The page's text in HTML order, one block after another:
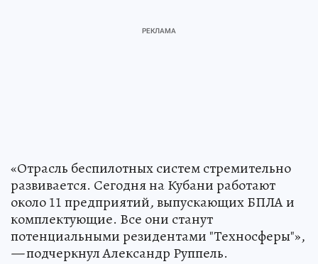
«Отрасль беспилотных систем стремительно
развивается. Сегодня на Кубани работают
около 11 предприятий,выпускающих БПЛА и
комплектующие. Все они станут
потенциальными резидентами "Техносферы"»,
—подчеркнул Александр Руппель.